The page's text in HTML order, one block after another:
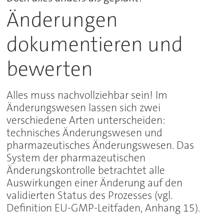
Änderungen
dokumentieren und
bewerten
Alles muss nachvollziehbar sein! Im
Änderungswesen lassen sich zwei
verschiedene Arten unterscheiden:
technisches Änderungswesen und
pharmazeutisches Änderungswesen. Das
System der pharmazeutischen
Änderungskontrolle betrachtet alle
Auswirkungen einer Änderung auf den
validierten Status des Prozesses (vgl.
Definition EU-GMP-Leitfaden, Anhang 15).